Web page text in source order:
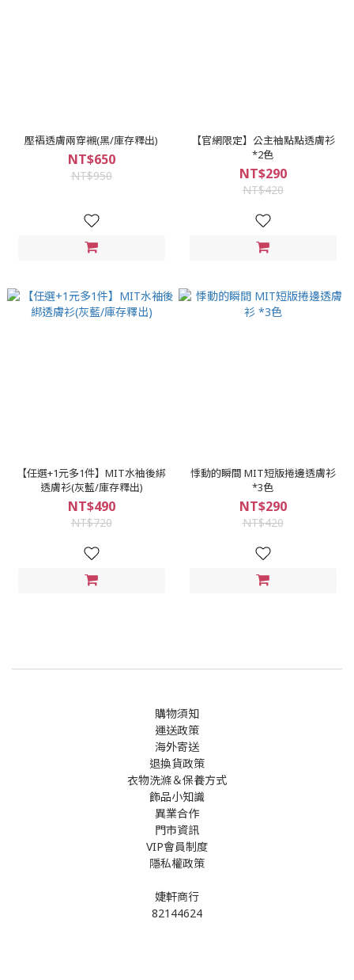
壓褶透膚兩穿襯(黑/庫存釋出)
NT$650
NT$950
【官網限定】公主袖點點透膚衫
*2色
NT$290
NT$420
【任選+1元多1件】MIT水袖後綁
透膚衫(灰藍/庫存釋出)
NT$490
NT$720
悸動的瞬間 MIT短版捲邊透膚衫
*3色
NT$290
NT$420
購物須知
運送政策
海外寄送
退換貨政策
衣物洗滌＆保養方式
飾品小知識
異業合作
門市資訊
VIP會員制度
隱私權政策
婕軒商行
82144624